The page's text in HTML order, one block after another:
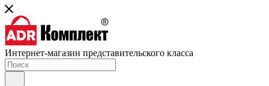
Интернет-магазин представительского класса